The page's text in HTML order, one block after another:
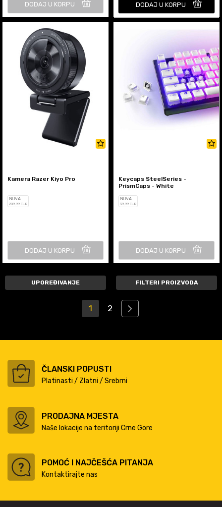
DODAJ U KORPU DODAJ U KORPU
Kamera Razer Kiyo Pro
NOVA
209,99 EUR
DODAJ U KORPU
Keycaps SteelSeries -
PrismCaps - White
NOVA
39,99 EUR
DODAJ U KORPU
UPOREĐIVANJE FILTERI PROIZVODA
1 2
ČLANSKI POPUSTI
Platinasti / Zlatni / Srebrni
PRODAJNA MJESTA
Naše lokacije na teritoriji Crne Gore
POMOĆ I NAJČEŠĆA PITANJA
Kontaktirajte nas